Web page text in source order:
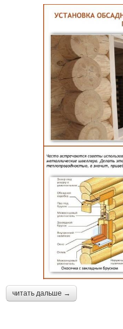
читать дальше →